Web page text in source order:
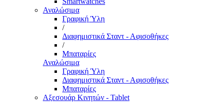
Αναλώσιμα
Γραφική Ύλη
/
Διαφημιστικά Σταντ - Αφισοθήκες
/
Μπαταρίες
Αναλώσιμα
Γραφική Ύλη
Διαφημιστικά Σταντ - Αφισοθήκες
Μπαταρίες
Αξεσουάρ Κινητών - Tablet